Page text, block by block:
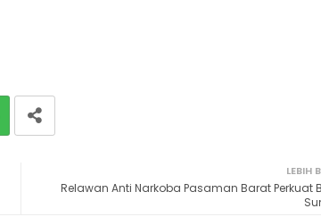
LEBIH
Relawan Anti Narkoba Pasaman Barat Perkuat